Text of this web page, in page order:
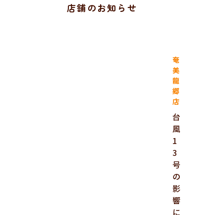
店舗のお知らせ
奄
美
龍
郷
店
台
風
1
3
号
の
影
響
に